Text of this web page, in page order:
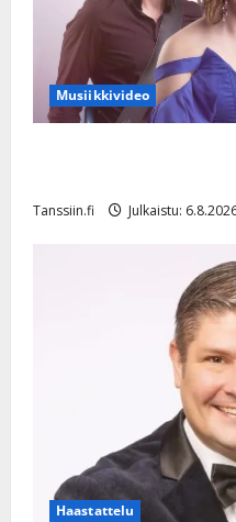
Musiikkivideo
Tanssiin.fi Julkaistu:
Haastattelu